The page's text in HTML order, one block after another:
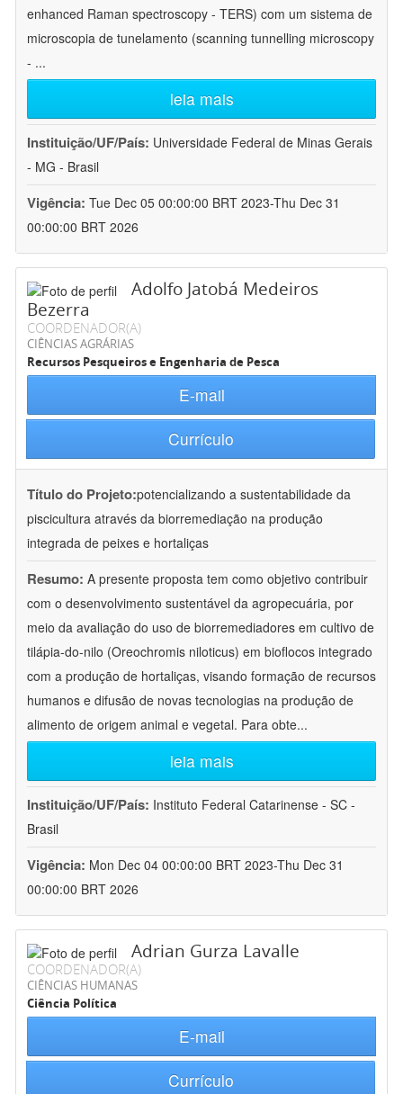
enhanced Raman spectroscopy - TERS) com um sistema de
microscopia de tunelamento (scanning tunnelling microscopy
- ...
leia mais
Instituição/UF/País: Universidade Federal de Minas Gerais
- MG - Brasil
Vigência: Tue Dec 05 00:00:00 BRT 2023-Thu Dec 31
00:00:00 BRT 2026
Adolfo Jatobá Medeiros
Bezerra
COORDENADOR(A)
CIÊNCIAS AGRÁRIAS
Recursos Pesqueiros e Engenharia de Pesca
E-mail
Currículo
Título do Projeto:potencializando a sustentabilidade da
piscicultura através da biorremediação na produção
integrada de peixes e hortaliças
Resumo: A presente proposta tem como objetivo contribuir
com o desenvolvimento sustentável da agropecuária, por
meio da avaliação do uso de biorremediadores em cultivo de
tilápia-do-nilo (Oreochromis niloticus) em bioflocos integrado
com a produção de hortaliças, visando formação de recursos
humanos e difusão de novas tecnologias na produção de
alimento de origem animal e vegetal. Para obte...
leia mais
Instituição/UF/País: Instituto Federal Catarinense - SC -
Brasil
Vigência: Mon Dec 04 00:00:00 BRT 2023-Thu Dec 31
00:00:00 BRT 2026
Adrian Gurza Lavalle
COORDENADOR(A)
CIÊNCIAS HUMANAS
Ciência Política
E-mail
Currículo